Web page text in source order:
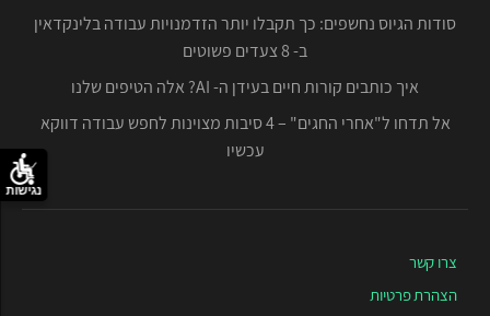
סודות הגיוס נחשפים: כך תקבלו יותר הזדמנויות עבודה בלינקדאין
ב- 8 צעדים פשוטים
איך כותבים קורות חיים בעידן ה- AI? אלה הטיפים שלנו
אל תדחו ל"אחרי החגים" – 4 סיבות מצוינות לחפש עבודה דווקא
עכשיו
צרו קשר
הצהרת פרטיות
נגישות